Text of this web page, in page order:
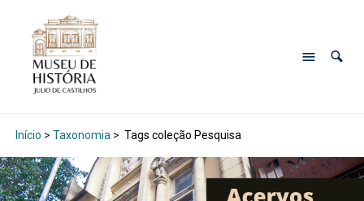
Início > Taxonomia > Tags coleção Pesquisa